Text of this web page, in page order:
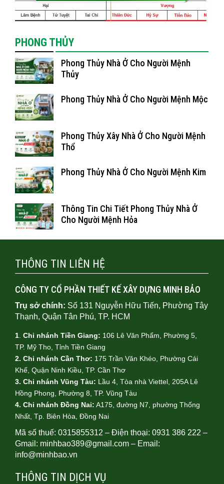
PHONG THỦY
Phong Thủy Nhà Ở Cho Người Mệnh
Thủy
Phong Thủy Nhà Ở Cho Người Mệnh Mộc
Phong Thủy Xây Nhà Ở Cho Người Mệnh
Thổ
Phong Thủy Nhà Ở Cho Người Mệnh Kim
Thông Tin Chi Tiết Phong Thủy Nhà Ở
Cho Người Mệnh Hỏa
THÔNG TIN LIÊN HỆ
CÔNG TY CỔ PHẦN THIẾT KẾ XÂY DỰNG MINH BẢO
Trụ sở chính: Số 131 Nguyễn Hữu Tiến, Phường Tây
Thạnh, Quận Tân Phú, TP. HCM
1 Chi nhánh Tiền Giang: 106 Lê Văn Phẩm, Phường 5,
TP. Mỹ Tho, Tỉnh Tiền Giang
2. Chi nhánh Cần Thơ: 175 Trần Văn Khéo, Phường Cái
Khế, Quận Ninh Kiều, TP. Cần Thơ
3. Chi nhánh Vũng Tàu: Lầu 4, Tòa nhà Viettel, 205A Lê
Hồng Phong, Phường 8, TP. Vũng Tàu
4. Chi nhánh Đồng Nai: A175, đường N7, phường Thống
Nhất, Tp. Biên Hòa, Đồng Nai
Mã số thuế: 0315855312 – Điện thoại: 0931 386 222 –
Gmail: minhbao389@gmail.com – Email:
info@minhbao.vn
THÔNG TIN DỊCH VỤ